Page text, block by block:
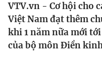
Phong cách
Chân dung
Bên lề
VTV.vn - Cơ hội cho
Việt Nam đạt thêm
khi 1 năm nữa mới
của bộ môn Điền